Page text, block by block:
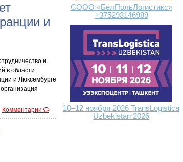
и
и
в области
и Люксембурге
Комментарии
СООО «БелПольЛогистикс»
+375293146989
10–12 ноября 2026 TransLogistica
Uzbekistan 2026